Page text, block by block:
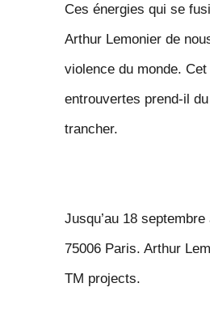
Ces énergies qui se
Arthur Lemonier de
violence du monde.
entrouvertes prend-il
trancher.
Jusqu’au 18
75006 Paris. Arthur
TM projects.